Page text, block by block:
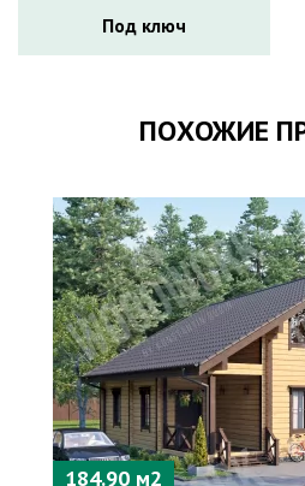
Под ключ
ПОХОЖИЕ
184.90 м2